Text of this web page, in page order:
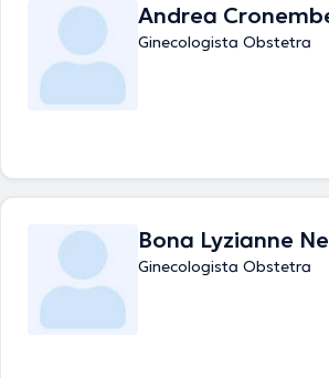
Andrea
Ginecologista Obstetra
Bona Lyzianne
Ginecologista Obstetra